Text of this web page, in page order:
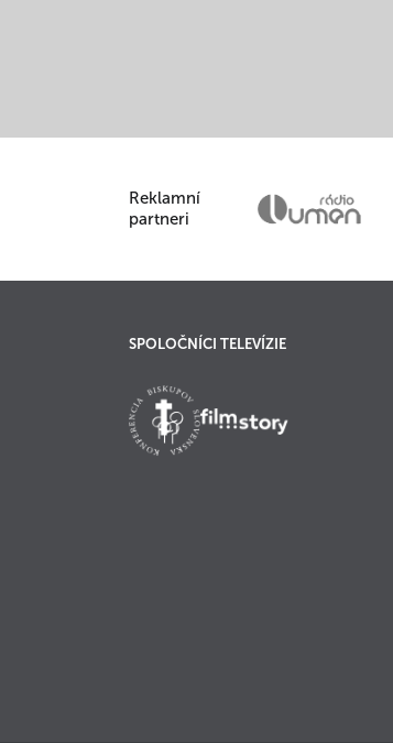
Reklamní
partneri
SPOLOČNÍCI TELEVÍZIE